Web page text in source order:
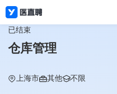
已结束
仓库管理
上海市 其他 不限